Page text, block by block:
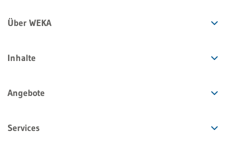
Über WEKA
Inhalte
Angebote
Services